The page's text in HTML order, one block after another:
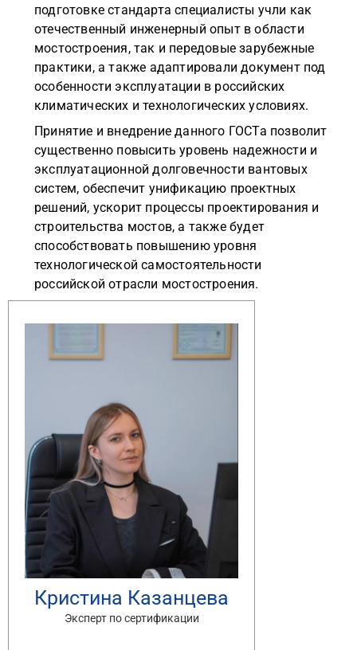
подготовке стандарта специалисты учли как
отечественный инженерный опыт в области
мостостроения, так и передовые зарубежные
практики, а также адаптировали документ под
особенности эксплуатации в российских
климатических и технологических условиях.
Принятие и внедрение данного ГОСТа позволит
существенно повысить уровень надежности и
эксплуатационной долговечности вантовых
систем, обеспечит унификацию проектных
решений, ускорит процессы проектирования и
строительства мостов, а также будет
способствовать повышению уровня
технологической самостоятельности
российской отрасли мостостроения.
Кристина Казанцева
Эксперт по сертификации